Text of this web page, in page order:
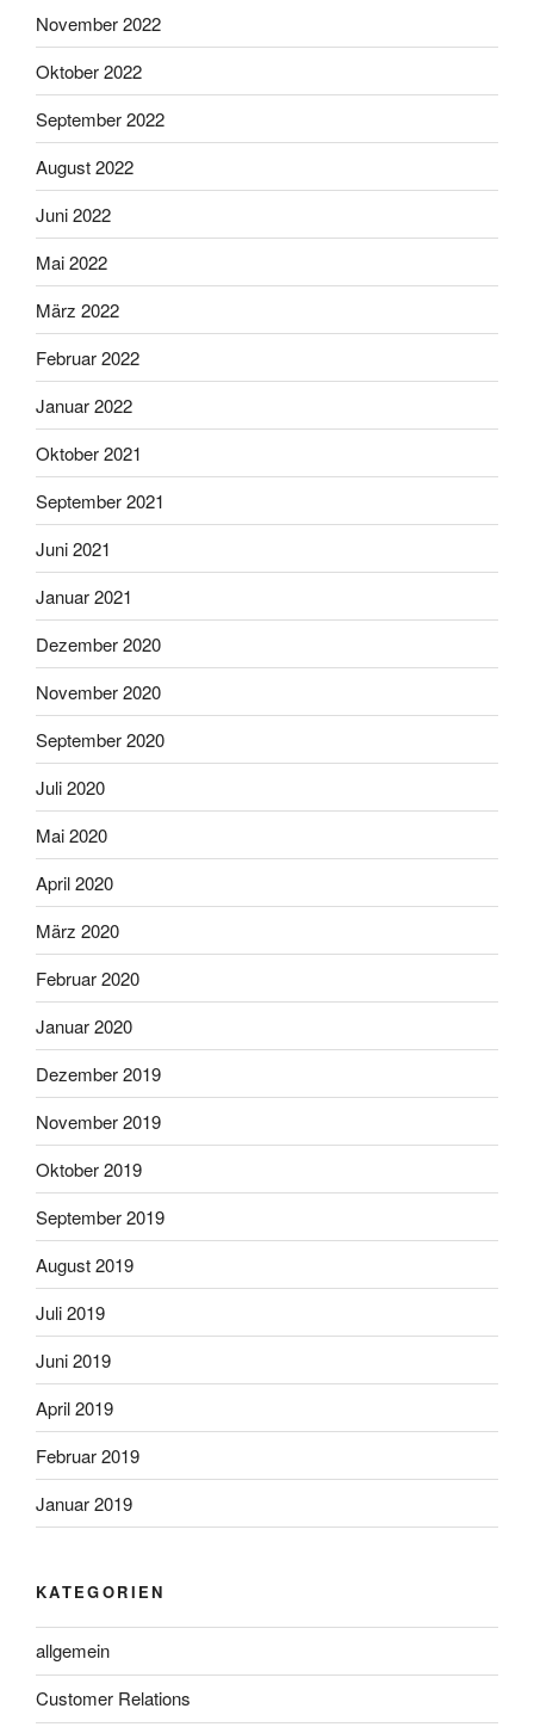
November 2022
Oktober 2022
September 2022
August 2022
Juni 2022
Mai 2022
März 2022
Februar 2022
Januar 2022
Oktober 2021
September 2021
Juni 2021
Januar 2021
Dezember 2020
November 2020
September 2020
Juli 2020
Mai 2020
April 2020
März 2020
Februar 2020
Januar 2020
Dezember 2019
November 2019
Oktober 2019
September 2019
August 2019
Juli 2019
Juni 2019
April 2019
Februar 2019
Januar 2019
KATEGORIEN
allgemein
Customer Relations